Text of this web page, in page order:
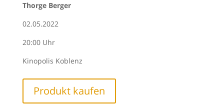
Thorge Berger
02.05.2022
20:00 Uhr
Kinopolis Koblenz
Produkt kaufen